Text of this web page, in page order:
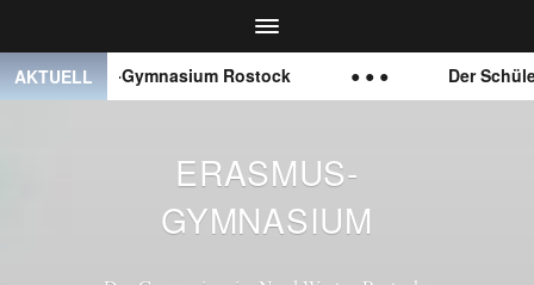
AKTUELLGymnasium Rostock ● ● ● Der
ERASMUS-
GYMNASIUM